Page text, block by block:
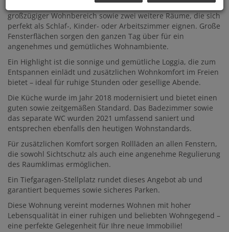
optimal genutzter Wohnfläche erwartet Sie ein
großzügiger Wohnbereich sowie zwei weitere Räume, die sich
perfekt als Schlaf-, Kinder- oder Arbeitszimmer eignen. Große
Fensterflächen sorgen den ganzen Tag über für ein
angenehmes und gemütliches Wohnambiente.
Ein Highlight ist die sonnige und gemütliche Loggia, die zum
Entspannen einlädt und zusätzlichen Wohnkomfort im Freien
bietet – ideal für ruhige Stunden oder gesellige Abende.
Die Küche wurde im Jahr 2018 modernisiert und bietet einen
guten sowie zeitgemäßen Standard. Das Badezimmer sowie
das separate WC wurden 2021 umfassend saniert und
entsprechen ebenfalls den heutigen Wohnstandards.
Für zusätzlichen Komfort sorgen Rollläden an allen Fenstern,
die sowohl Sichtschutz als auch eine angenehme Regulierung
des Raumklimas ermöglichen.
Ein Tiefgaragen-Stellplatz rundet dieses Angebot ab und
garantiert bequemes sowie sicheres Parken.
Diese Wohnung vereint modernes Wohnen mit hoher
Lebensqualität in einer ruhigen und beliebten Wohngegend –
eine perfekte Gelegenheit für Ihre neue Immobilie!